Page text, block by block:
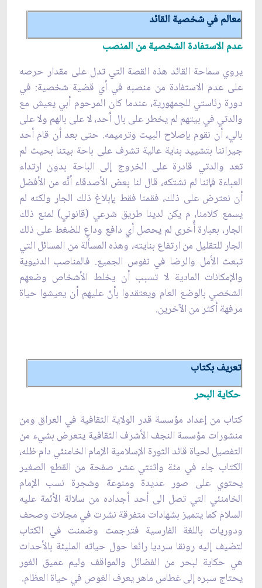
معالم في شخصية القائد
عدم الاستفادة الشخصية من المنصب
يروي سماحة القائد هذه القصة التي تدل على مقدار حرصه
على عدم الاستفادة من منصبه في أي قضية شخصية: في
دورة رئاستي للجمهورية، عندما كان المرحوم أبي يعيش مع
والدتي في بيتهم لم يخطر على بال أحد، لا على بالهم ولا على
بالي، أن نقوم بإصلاح البيت وترميمه. حتى بعد أن قام أحد
جيراننا بتشييد بناية عالية تشرف على باحة بيتنا بحيث لم
تعد والدتي قادرة على الخروج إلى الباحة بدون ارتداء
العباءة فإننا لم نشتكه، قال لنا بعض الأصدقاء أنَّه من الأفضل
أن نعترض على ذلك، فقمنا فقط بإبلاغ ذلك الجار ولكنه لم
يسمع كلامنا، م يكن لدينا طريق شرعي (قانوني) لمنع ذلك
الجار، بعبارة أُخرى لم يحصل أي دافع وداعٍ للضغط على ذلك
الجار للتقليل من ارتفاع بنايته، وهذه المسألة من المسائل التي
تبعث الأمل والرضا في نفوس الجميع. فالمناصب الدنيوية
والإمكانات المادية لا تسبب أن يخلط الأشخاص وضعهم
الشخصي بالوضع العام ويعتقدوا بأنّ عليهم أن يعيشوا حياة
مرفهة أكثر من الآخرين.
تعريف بكتاب
حكاية البحر
كتاب من إعداد مؤسسة قدر الولاية الثقافية في العراق ومن
منشورات مؤسسة النجف الأشرف الثقافية يتعرض بشيء من
التفصيل لحياة قائد الثورة الإسلامية الإمام الخامنئي دام ظله،
الكتاب جاء في مئة واثنتي عشر صفحة من القطع الصغير
يحتوي على صور عديدة ومنوعة وشجرة نسب الإمام
الخامنئي التي تصل الى أحد أجداده من سلالة الأئمة عليه
السلام كما يتميز بشهادات متفرقة نشرت في مجلات وصحف
ودوريات باللغة الفارسية فترجمت وضمنت في الكتاب
لتضيف إليه رونقا سرديا رائعا حول حياته المليئة بالأحداث
هي حكاية لبحر من الفضائل والمواقف وليم عميق الغور
يحتاج سبره إلى غطاس ماهر يعرف الغوص في حياة العظام.